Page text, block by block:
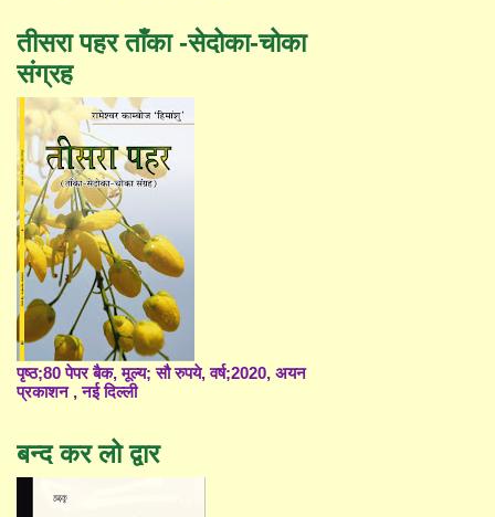
तीसरा पहर ताँका -सेदोका-चोका
संग्रह
पृष्ठ;80 पेपर बैक, मूल्य; सौ रुपये, वर्ष;2020, अयन
प्रकाशन , नई दिल्ली
बन्द कर लो द्वार